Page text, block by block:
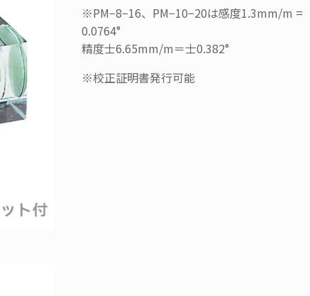
※PM−8−16、PM−10−20は感度1.3mm/m =
0.0764°
精度士6.65mm/m＝士0.382°
※校正証明書発行可能